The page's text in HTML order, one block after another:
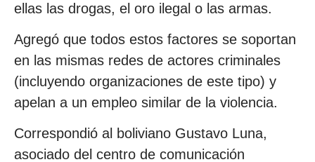
ellas las drogas, el oro ilegal o las armas.
Agregó que todos estos factores se soportan
en las mismas redes de actores criminales
(incluyendo organizaciones de este tipo) y
apelan a un empleo similar de la violencia.
Correspondió al boliviano Gustavo Luna,
asociado del centro de comunicación